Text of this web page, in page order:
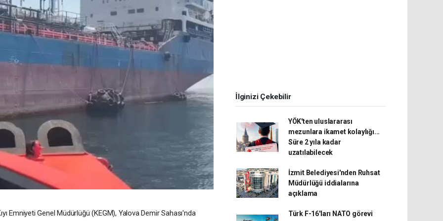
Emniyeti Genel Müdürlüğü (KEGM), Yalova Demir Sahası'nda
İlginizi Çekebilir
YÖK'ten uluslararası
mezunlara ikamet kolaylığı...
Süre 2 yıla kadar
uzatılabilecek
İzmit Belediyesi'nden Ruhsat
Müdürlüğü iddialarına
açıklama
Türk F-16'ları NATO görevi